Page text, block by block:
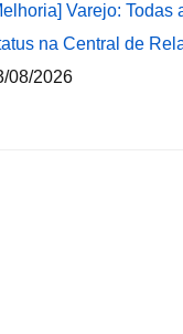
Varejo: Todas
na Central de
08/2026